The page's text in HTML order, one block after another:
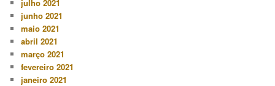
julho 2021
junho 2021
maio 2021
abril 2021
março 2021
fevereiro 2021
janeiro 2021